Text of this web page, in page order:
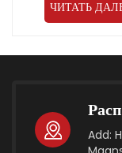
китайского
ЧИТАТЬ
Add: